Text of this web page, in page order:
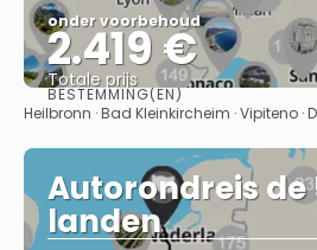
onder voorbehoud
2.419 €
Totale prijs
Bekijk
BESTEMMING(EN)
Heilbronn · Bad Kleinkircheim · Vipiteno ·
Autorondreis de
landen